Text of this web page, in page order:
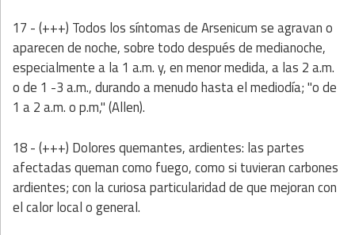
17 - (+++) Todos los síntomas de Arsenicumse agravan o
aparecen de noche, sobre todo después de medianoche,
especialmente a la 1 a.m. y, en menor medida, a las 2 a.m.
o de 1 -3 a.m., durando a menudo hasta el mediodía; "o de
1 a 2 a.m. o p.m," (Allen).
18 - (+++) Dolores quemantes, ardientes: las partes
afectadas queman como fuego, como si tuvieran carbones
ardientes; con la curiosa particularidad de que mejoran con
el calor local o general.